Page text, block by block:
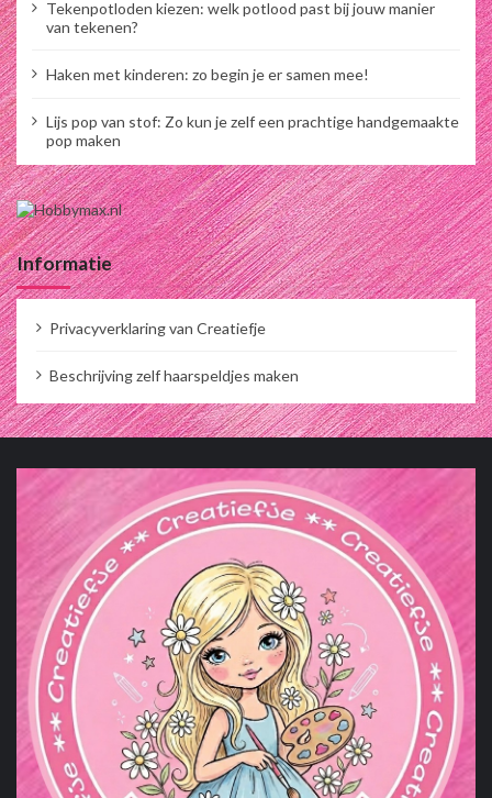
Tekenpotloden kiezen: welk potlood past bij jouw manier
van tekenen?
Haken met kinderen: zo begin je er samen mee!
Lijs pop van stof: Zo kun je zelf een prachtige handgemaakte
pop maken
Informatie
Privacyverklaring van Creatiefje
Beschrijving zelf haarspeldjes maken